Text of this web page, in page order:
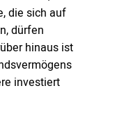
die sich auf
dürfen
hinaus ist
investiert